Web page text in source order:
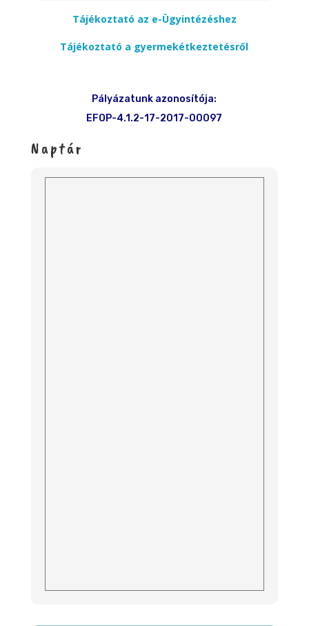
Tájékoztató az e-Ügyintézéshez
Tájékoztató a gyermekétkeztetésről
Pályázatunk azonosítója:
EFOP-4.1.2-17-2017-00097
Naptár